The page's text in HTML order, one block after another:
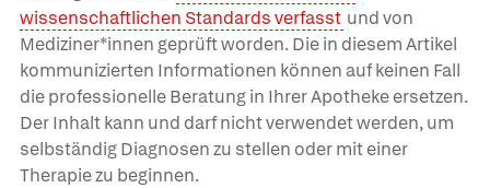
wissenschaftlichen Standards verfasst und von
Mediziner*innen geprüft worden. Die in diesem Artikel
kommunizierten Informationen können auf keinen Fall
die professionelle Beratung in Ihrer Apotheke ersetzen.
Der Inhalt kann und darf nicht verwendet werden, um
selbständig Diagnosen zu stellen oder mit einer
Therapie zu beginnen.